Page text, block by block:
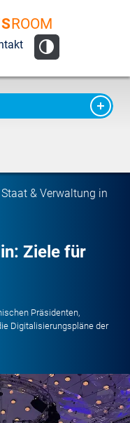
ROOM
& Verwaltung in
Ziele für
Präsidenten,
Digitalisierungspläne der